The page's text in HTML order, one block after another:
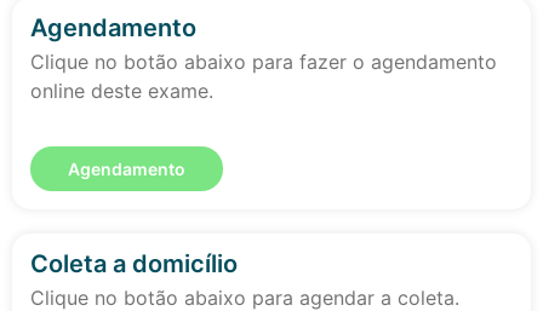
Agendamento
Clique no botão abaixo para fazer o agendamento
online deste exame.
Agendamento
Coleta a domicílio
Clique no botão abaixo para agendar a coleta.